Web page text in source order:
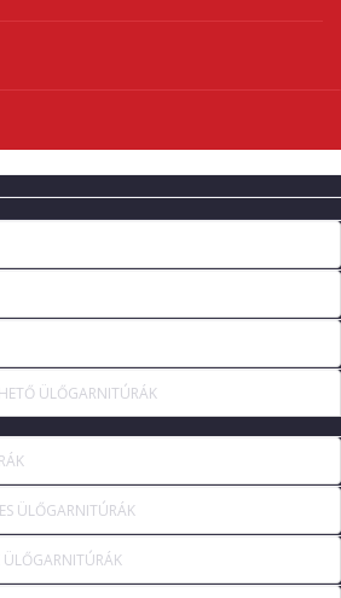
ÜLŐGARNITÚRÁK
ÜLŐGARNITÚRÁK
ÜLŐGARNITÚRÁK